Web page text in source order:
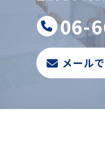
06-
メール